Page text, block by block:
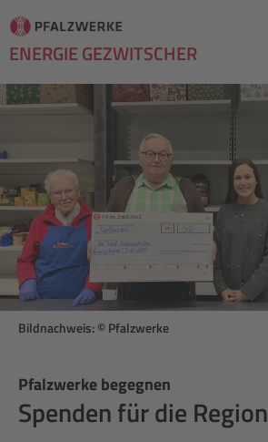
ENERGIE GEZWITSCHER
Pfalzwerke begegnen
Spenden für die Region
Bildnachweis: © Pfalzwerke